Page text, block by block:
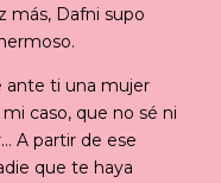
más, Dafni supo
ante ti una mujer
caso, que no sé ni
A partir de ese
que te haya